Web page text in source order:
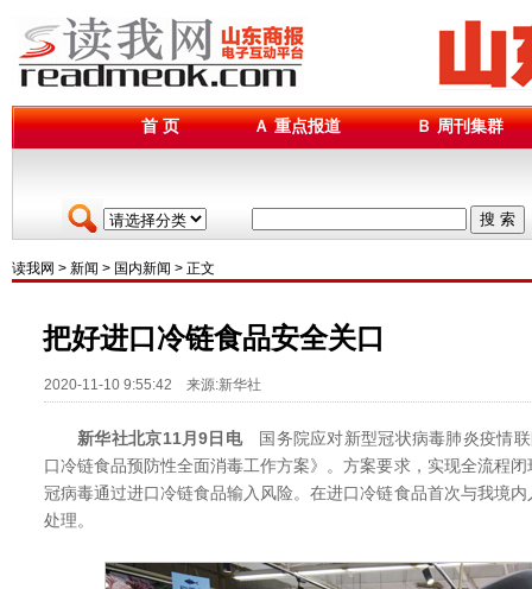
首 页 Ａ 重点报道 Ｂ 周刊集群
搜 索
读我网 > 新闻 > 国内新闻 > 正文
把好进口冷链食品安全关口
2020-11-10 9:55:42 来源:新华社
新华社北京11月9日电国务院应对新型冠状病毒肺炎疫情联
口冷链食品预防性全面消毒工作方案》。方案要求，实现全流程
冠病毒通过进口冷链食品输入风险。在进口冷链食品首次与我境
处理。